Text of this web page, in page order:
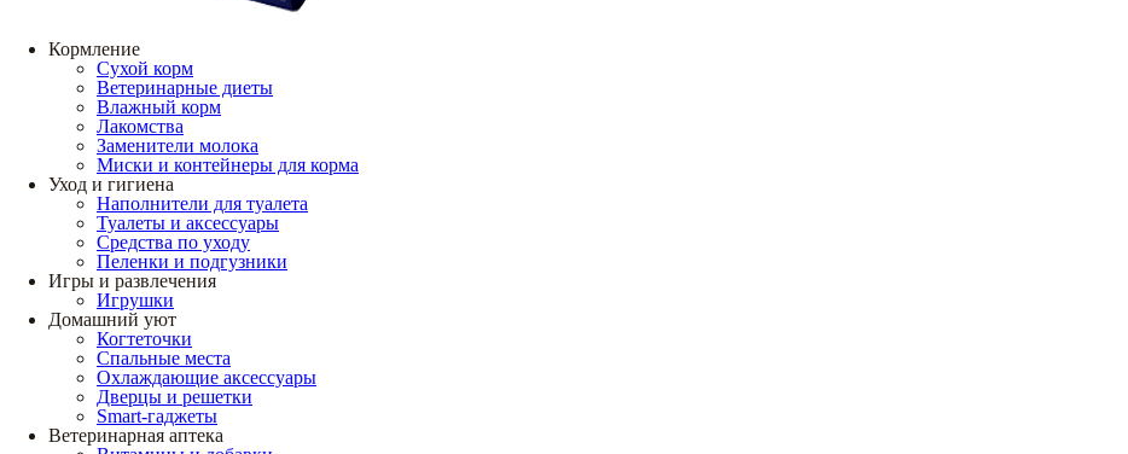
Кормление
Сухой корм
Ветеринарные диеты
Влажный корм
Лакомства
Заменители молока
Миски и контейнеры для корма
Уход и гигиена
Наполнители для туалета
Туалеты и аксессуары
Средства по уходу
Пеленки и подгузники
Игры и развлечения
Игрушки
Домашний уют
Когтеточки
Спальные места
Охлаждающие аксессуары
Дверцы и решетки
Smart-гаджеты
Ветеринарная аптека